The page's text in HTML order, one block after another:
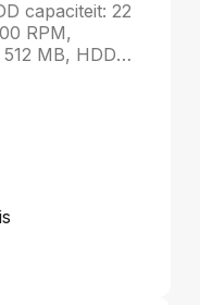
capaciteit: 22
RPM,
MB, HDD